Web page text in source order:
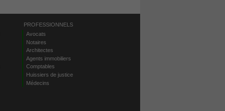
PROFESSIONNELS
Avocats
Notaires
Architectes
Agents immobiliers
Comptables
Huissiers de justice
Médecins